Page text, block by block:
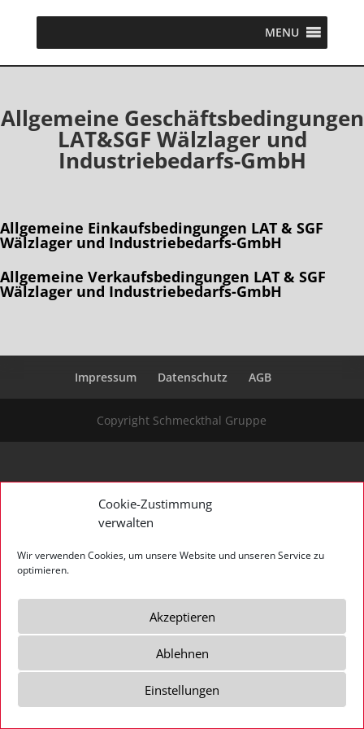
Cookie-Zustimmung
verwalten
Wir verwenden Cookies, um unsere Website und unseren Service zu
optimieren.
Akzeptieren
Ablehnen
Einstellungen
MENU
Allgemeine Geschäftsbedingungen
LAT&SGF Wälzlager und
Industriebedarfs-GmbH
Allgemeine Einkaufsbedingungen LAT & SGF
Wälzlager und Industriebedarfs-GmbH
Allgemeine Verkaufsbedingungen LAT & SGF
Wälzlager und Industriebedarfs-GmbH
Impressum Datenschutz AGB
Copyright Schmeckthal Gruppe